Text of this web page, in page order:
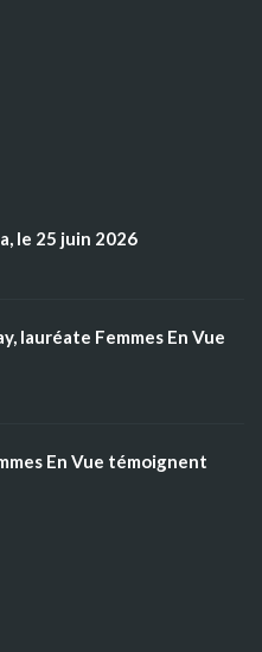
le 25 juin 2026
lauréate Femmes En Vue
En Vue témoignent